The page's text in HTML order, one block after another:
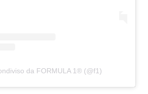
da FORMULA 1® (@f1)